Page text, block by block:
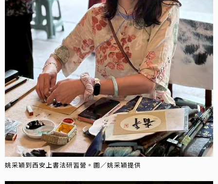
姚采穎到西安上書法研習營。圖／姚采穎提供